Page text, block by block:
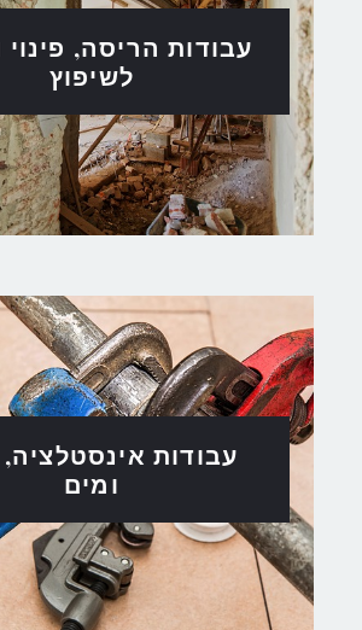
עבודות הריסה, פינוי
לשיפוץ
עבודות אינסטלציה,
ומים